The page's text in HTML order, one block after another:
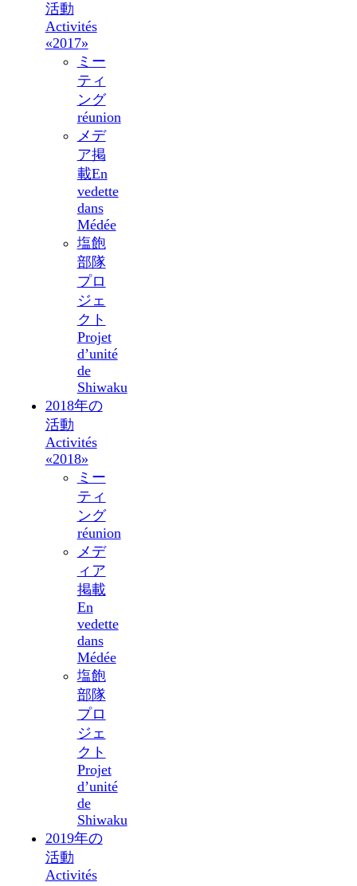
活動
Activités
«2017»
ミー
ティ
ング
réunion
メデ
ア掲
載En
vedette
dans
Médée
塩飽
部隊
プロ
ジェ
クト
Projet
d’unité
de
Shiwaku
2018年の
活動
Activités
«2018»
ミー
ティ
ング
réunion
メデ
ィア
掲載
En
vedette
dans
Médée
塩飽
部隊
プロ
ジェ
クト
Projet
d’unité
de
Shiwaku
2019年の
活動
Activités